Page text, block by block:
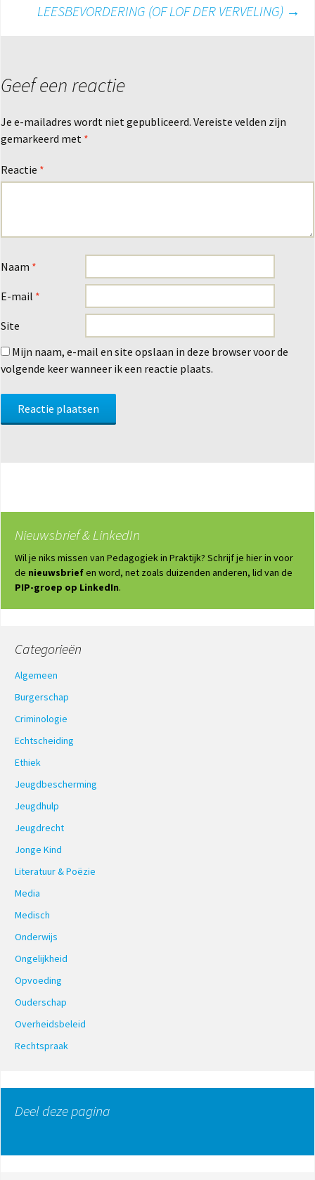
LEESBEVORDERING (OF LOF DER VERVELING) →
Geef een reactie
Je e-mailadres wordt niet gepubliceerd. Vereiste velden zijn
gemarkeerd met *
Reactie *
Naam *
E-mail *
Site
Mijn naam, e-mail en site opslaan in deze browser voor de
volgende keer wanneer ik een reactie plaats.
Nieuwsbrief & LinkedIn
Wil je niks missen van Pedagogiek in Praktijk? Schrijf je hier in voor
de nieuwsbriefen word, net zoals duizenden anderen, lid van de
PIP-groep op LinkedIn.
Categorieën
Algemeen
Burgerschap
Criminologie
Echtscheiding
Ethiek
Jeugdbescherming
Jeugdhulp
Jeugdrecht
Jonge Kind
Literatuur & Poëzie
Media
Medisch
Onderwijs
Ongelijkheid
Opvoeding
Ouderschap
Overheidsbeleid
Rechtspraak
Deel deze pagina